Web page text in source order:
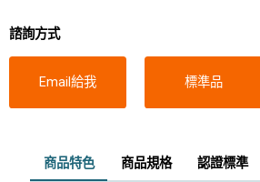
諮詢方式
Email給我 標準品
商品特色 商品規格 認證標準